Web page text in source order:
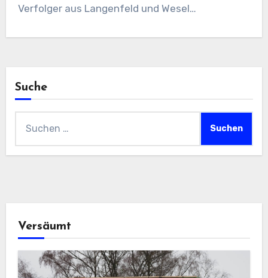
Verfolger aus Langenfeld und Wesel…
Suche
nach:
Versäumt